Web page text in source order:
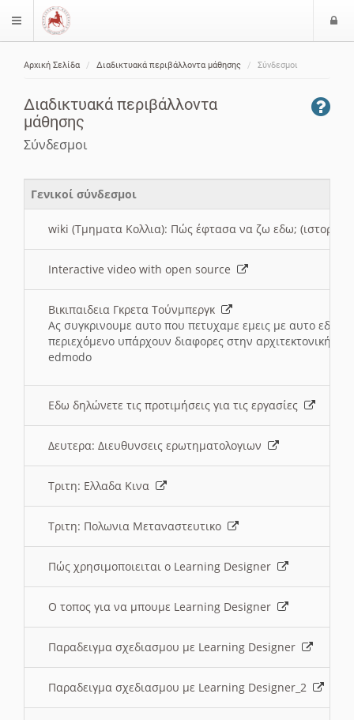
$langMenu
Αρχική Σελίδα Διαδικτυακά περιβάλλοντα μάθησης Σύνδεσμοι
Διαδικτυακά περιβάλλοντα
μάθησης
Σύνδεσμοι
Γενικοί σύνδεσμοι
wiki (Τμηματα Κολλια): Πώς έφτασα να ζω εδω; (ιστορια)
Interactive video with open source
Βικιπαιδεια Γκρετα Τούνμπεργκ
Ας συγκρινουμε αυτο που πετυχαμε εμεις με αυτο εδω
περιεχόμενο υπάρχουν διαφορες στην αρχιτεκτονική
edmodo
Εδω δηλώνετε τις προτιμήσεις για τις εργασίες
Δευτερα: Διευθυνσεις ερωτηματολογιων
Τριτη: Ελλαδα Κινα
Τριτη: Πολωνια Μεταναστευτικο
Πώς χρησιμοποιειται ο Learning Designer
O τοπος για να μπουμε Learning Designer
Παραδειγμα σχεδιασμου με Learning Designer
Παραδειγμα σχεδιασμου με Learning Designer_2